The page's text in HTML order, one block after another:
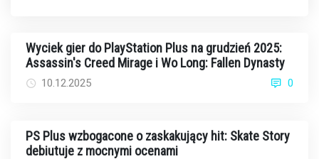
Wyciek gier do PlayStation Plus na grudzień 2025:
Assassin's Creed Mirage i Wo Long: Fallen Dynasty
10.12.2025 0
PS Plus wzbogacone o zaskakujący hit: Skate Story
debiutuje z mocnymi ocenami